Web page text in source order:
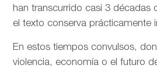
han transcurrido casi 3 décadas
el texto conserva prácticamente
En estos tiempos convulsos,
violencia, economía o el futuro